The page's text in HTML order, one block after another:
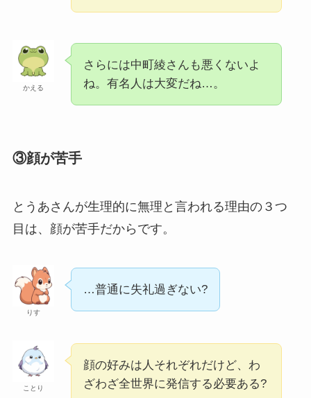
かえる
さらには中町綾さんも悪くないよ
ね。有名人は大変だね…。
③顔が苦手
とうあさんが生理的に無理と言われる理由の３つ
目は、顔が苦手だからです。
りす
…普通に失礼過ぎない?
ことり
顔の好みは人それぞれだけど、わ
ざわざ全世界に発信する必要ある?